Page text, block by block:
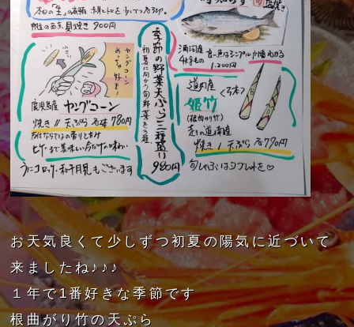
お天気良くて少しずつ初夏の陽気に近づいて
来ましたね♪♪♪
１年で1番好きな季節です
根曲がり竹の天ぷら